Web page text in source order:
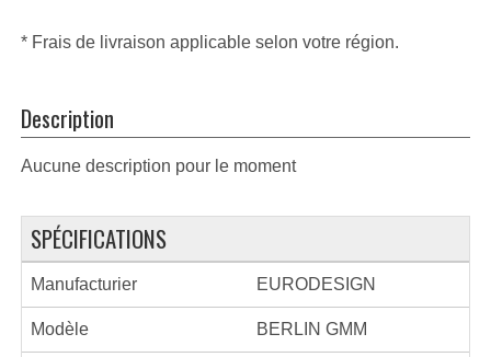
* Frais de livraison applicable selon votre région.
Description
Aucune description pour le moment
SPÉCIFICATIONS
Manufacturier EURODESIGN
Modèle BERLIN GMM